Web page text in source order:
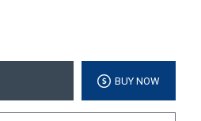
BUY NOW